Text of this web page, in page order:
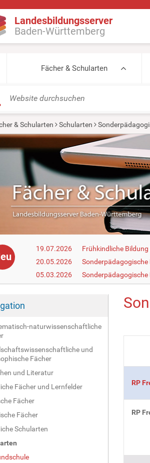
Landesbildungsserver
Baden-Württemberg
Fächer & Schularten
& Schularten Schularten
19.07.2026
Frühkindliche
20.05.2026
Sonderpädagogische
05.03.2026
Sonderpädagogische
naturwissenschaftliche
und
Fächer
und Literatur
Fächer und Lernfelder
Fächer
Fächer
Schularten
RP
RP